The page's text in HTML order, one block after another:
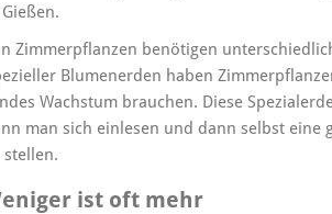
Zimmerpflanzen benötigen
Blumenerden haben
Wachstum brauchen. Diese
man sich einlesen und dann selbst eine
stellen.
ist oft mehr